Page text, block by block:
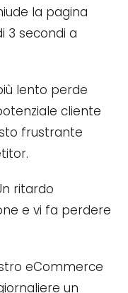
la pagina
3 secondi a
lento perde
cliente
frustrante
ritardo
e vi fa perdere
eCommerce
un